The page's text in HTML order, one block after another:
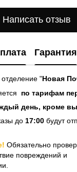
Написать отзыв
Гарантия
"Новая
по тарифам
день, кроме
до 17:00 будут
Обязательно
повреждений и